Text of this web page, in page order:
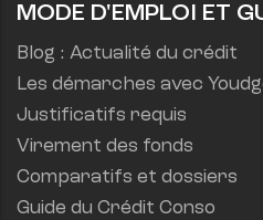
MODE D'EMPLOI ET
Blog : Actualité du crédit
Les démarches avec
Justificatifs requis
Virement des fonds
Comparatifs et dossiers
Guide du Crédit Conso